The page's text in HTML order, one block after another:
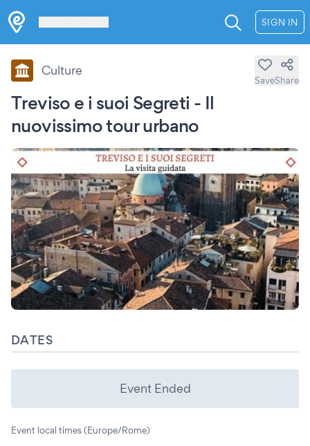
SIGN IN
Treviso e i suoi Segreti - Il
nuovissimo tour urbano
Culture
SaveShare
DATES
Event Ended
Event local times (Europe/Rome)